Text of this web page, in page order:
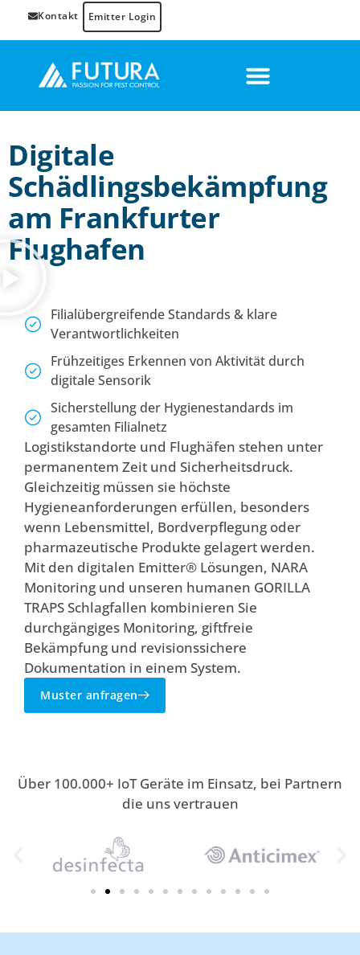
Kontakt Emitter Login
Digitale
Schädlingsbekämpfung
am Frankfurter
Flughafen
Filialübergreifende Standards & klare
Verantwortlichkeiten
Frühzeitiges Erkennen von Aktivität durch
digitale Sensorik
Sicherstellung der Hygienestandards im
gesamten Filialnetz
Logistikstandorte und Flughäfen stehen unter
permanentem Zeit und Sicherheitsdruck.
Gleichzeitig müssen sie höchste
Hygieneanforderungen erfüllen, besonders
wenn Lebensmittel, Bordverpflegung oder
pharmazeutische Produkte gelagert werden.
Mit den digitalen Emitter® Lösungen, NARA
Monitoring und unseren humanen GORILLA
TRAPS Schlagfallen kombinieren Sie
durchgängiges Monitoring, giftfreie
Bekämpfung und revisionssichere
Dokumentation in einem System.
Muster anfragen
Über 100.000+ IoT Geräte im Einsatz, bei Partnern
die uns vertrauen